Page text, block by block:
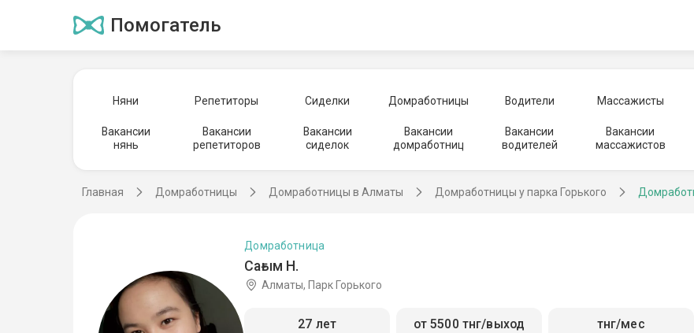
Помогатель
Няни Репетиторы Сиделки Домработницы Водители Массажисты
Вакансии
нянь
Вакансии
репетиторов
Вакансии
сиделок
Вакансии
домработниц
Вакансии
водителей
Вакансии
массажистов
Главная Домработницы Домработницы в Алматы Домработницы у парка Горького
Сағым Н.
Домработница
Алматы, Парк Горького
27 лет от 5500 тнг/выход тнг/мес